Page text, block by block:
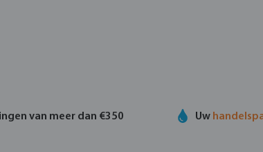
van meer dan €350 Uw